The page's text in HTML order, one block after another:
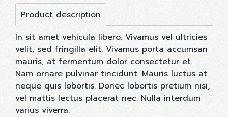
Product description
In sit amet vehicula libero. Vivamus vel ultricies
velit, sed fringilla elit. Vivamus porta accumsan
mauris, at fermentum dolor consectetur et.
Nam ornare pulvinar tincidunt. Mauris luctus at
neque quis lobortis. Donec lobortis pretium nisi,
vel mattis lectus placerat nec. Nulla interdum
varius viverra.